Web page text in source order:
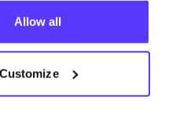
Allow all
Customize